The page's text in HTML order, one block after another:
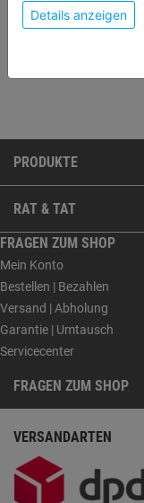
PRODUKTE
RAT & TAT
FRAGEN ZUM SHOP
Mein Konto
Bestellen | Bezahlen
Versand | Abholung
Garantie | Umtausch
Servicecenter
FRAGEN ZUM SHOP
VERSANDARTEN
anzeigen"
Konfigurieren"
du zulassen
Details anzeigen